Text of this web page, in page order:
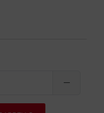
remove